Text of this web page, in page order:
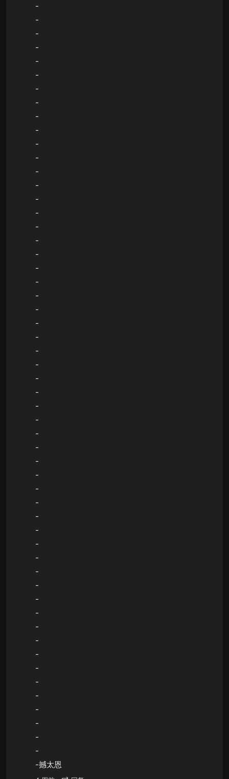
-
-
-
-
-
-
-
-
-
-
-
-
-
-
-
-
-
-
-
-
-
-
-
-
-
-
-
-
-
-
-
-
-
-
-
-
-
-
-
-
-
-
-
-
-
-
-
-
-
-
-
-
-
-
-
-撼太恩